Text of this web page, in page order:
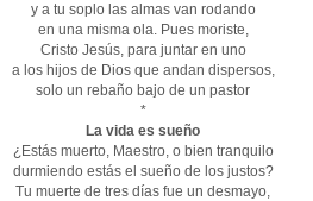
y a tu soplo las almas van rodando
en una misma ola. Pues moriste,
Cristo Jesús, para juntar en uno
a los hijos de Dios que andan dispersos,
solo un rebaño bajo de un pastor
*
La vida es sueño
¿Estás muerto, Maestro, o bien tranquilo
durmiendo estás el sueño de los justos?
Tu muerte de tres días fue un desmayo,